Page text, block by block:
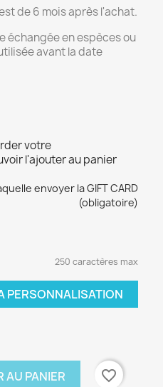
de 6 mois après l'achat.
échangée en espèces ou
avant la date
votre
l'ajouter au panier
envoyer la GIFT CARD
(obligatoire)
250 caractères max
PERSONNALISATION
AU PANIER favorite_border